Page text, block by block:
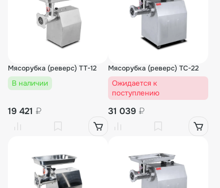
Мясорубка (реверс) TT-12
В наличии
19 421 ₽
Мясорубка (реверс) TC-22
Ожидается к
поступлению
31 039 ₽